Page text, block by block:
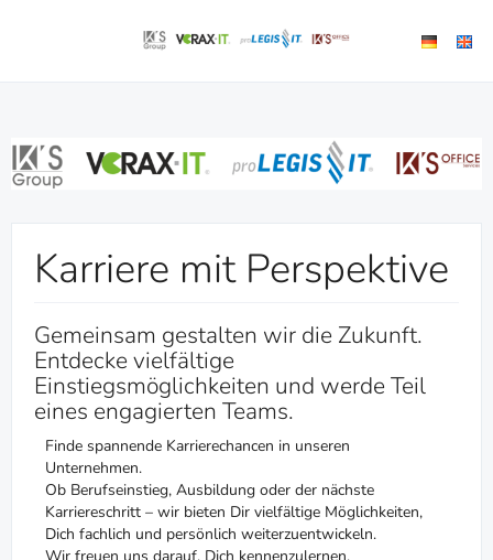
Karriere mit Perspektive
Gemeinsam gestalten wir die Zukunft.
Entdecke vielfältige
Einstiegsmöglichkeiten und werde Teil
eines engagierten Teams.
Finde spannende Karrierechancen in unseren
Unternehmen.
Ob Berufseinstieg, Ausbildung oder der nächste
Karriereschritt – wir bieten Dir vielfältige Möglichkeiten,
Dich fachlich und persönlich weiterzuentwickeln.